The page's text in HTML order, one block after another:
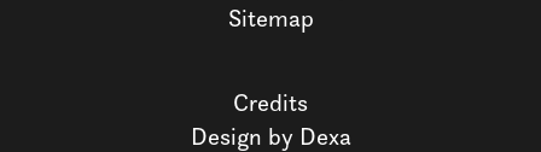
Sitemap
Credits
Design by Dexa